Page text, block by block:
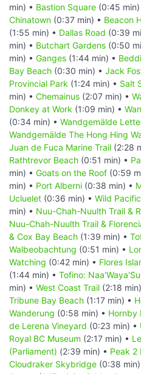
min) • Bastion Square (0:45 min)
Chinatown (0:37 min) • Beacon
(1:55 min) • Dallas Road (0:39
min) • Butchart Gardens (0:50
min) • Ganges (1:44 min) •
Bay Beach (0:30 min) • Jack
Provincial Park (1:24 min) • Salt
min) • Chemainus (2:07 min) •
Donkey at Work (1:09 min) •
(0:34 min) • Wandgemälde
Wandgemälde The Hong Hing
Juan de Fuca Marine Trail (2:28
Rathtrevor Beach (0:51 min) •
min) • Goats on the Roof (0:59
min) • Port Alberni (0:38 min) •
Ucluelet (0:36 min) • Wild
min) • Nuu-Chah-Nuulth Trail &
Nuu-Chah-Nuulth Trail &
& Cox Bay Beach (1:39 min) •
Walbeobachtung (0:51 min) •
Watching (0:42 min) • Flores
(1:44 min) • Tofino:
min) • West Coast Trail (2:18
Tribune Bay Beach (1:17 min) •
Wanderung (0:58 min) • Hornby
de Lerena Vineyard (0:23 min) •
Royal BC Museum (2:17 min) •
(Parliament) (2:39 min) • Peak 2
Cloudraker Skybridge (0:38 min)